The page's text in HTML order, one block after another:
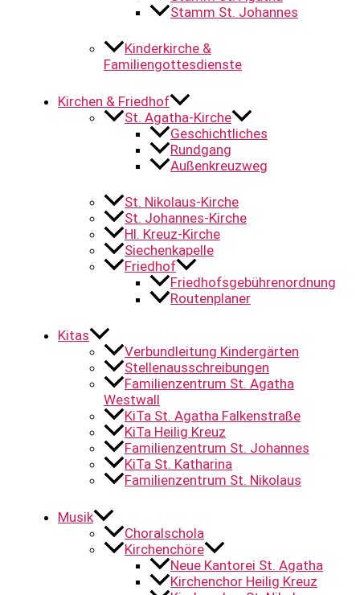
Stamm St. Johannes
Kinderkirche &
Familiengottesdienste
Kirchen & Friedhof
St. Agatha-Kirche
Geschichtliches
Rundgang
Außenkreuzweg
St. Nikolaus-Kirche
St. Johannes-Kirche
Hl. Kreuz-Kirche
Siechenkapelle
Friedhof
Friedhofsgebührenordnung
Routenplaner
Kitas
Verbundleitung Kindergärten
Stellenausschreibungen
Familienzentrum St. Agatha
Westwall
KiTa St. Agatha Falkenstraße
KiTa Heilig Kreuz
Familienzentrum St. Johannes
KiTa St. Katharina
Familienzentrum St. Nikolaus
Musik
Choralschola
Kirchenchöre
Neue Kantorei St. Agatha
Kirchenchor Heilig Kreuz